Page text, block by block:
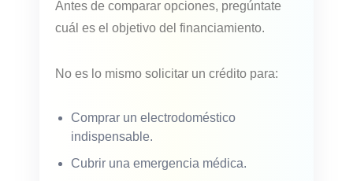
Antes de comparar opciones, pregúntate
cuál es el objetivo del financiamiento.
No es lo mismo solicitar un crédito para:
Comprar un electrodoméstico
indispensable.
Cubrir una emergencia médica.